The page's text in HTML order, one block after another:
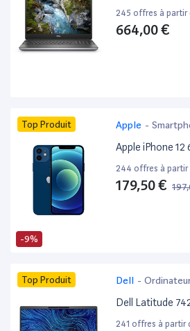
245 offres à partir
664,00 €
-9%
Top Produit Apple -
Apple iPhone 12
244 offres à partir
179,50 €
Top Produit Dell -
Dell Latitude
241 offres à partir